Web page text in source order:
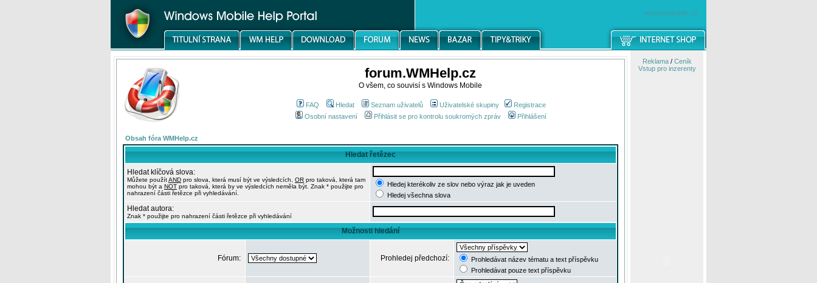
windowsmobile.cz
forum.WMHelp.cz
O všem, co souvisí s Windows Mobile
FAQ Hledat Seznam uživatelů Uživatelské skupiny
Registrace
Osobní nastavení
Přihlásit se pro kontrolu soukromých zpráv Přihlášení
Obsah fóra WMHelp.cz
Hledat řetězec
Hledat klíčová slova:
Můžete použítAND pro slova, která musí být ve výsledcích, OR pro taková, která tam
mohou být a NOT pro taková, která by ve výsledcích neměla být. Znak * použijte pro
nahrazení části řetězce při vyhledávání.
Hledej kterékoliv ze slov nebo výraz jak je uveden
Hledej všechna slova
Hledat autora:
Znak * použijte pro nahrazení části řetězce při vyhledávání
Možnosti hledání
Fórum: Prohledej předchozí:
Prohledávat název tématu a text příspěvku
Prohledávat pouze text příspěvku
Reklama/ Ceník
Vstup pro inzerenty